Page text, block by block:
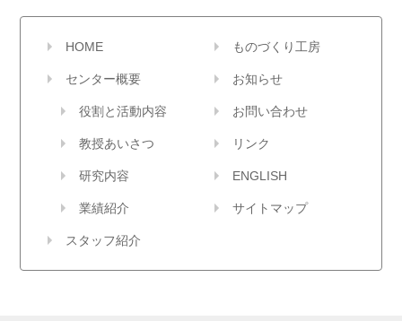
HOME
センター概要
役割と活動内容
教授あいさつ
研究内容
業績紹介
スタッフ紹介
ものづくり工房
お知らせ
お問い合わせ
リンク
ENGLISH
サイトマップ